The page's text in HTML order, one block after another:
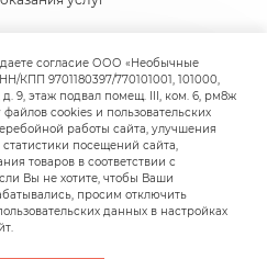
соглашение
файлов cookie
согласие ООО «Необычные
КПП 9701180397/770101001, 101000,
9, этаж подвал помещ. III, ком. 6, рм8ж
cookies и пользовательских
работы сайта, улучшения
статистики посещений сайта,
товаров в соответствии с
Вы не хотите, чтобы Ваши
просим отключить
данных в настройках